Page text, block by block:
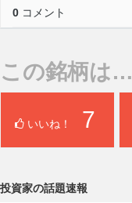
0 コメント
この銘柄は…
いいね！ 7
投資家の話題速報